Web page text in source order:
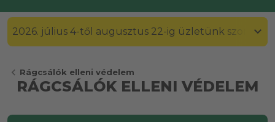
2026. július 4-től augusztus 22-ig üzletünk
chevron_left Rágcsálók elleni védelem
RÁGCSÁLÓK ELLENI VÉDELEM